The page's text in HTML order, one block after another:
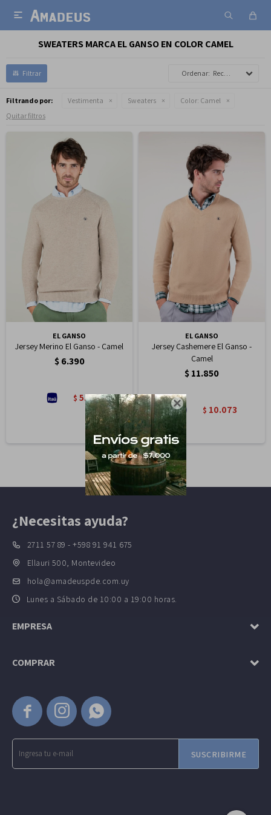


SWEATERS MARCA EL GANSO EN COLOR CAMEL
Recomendados
Filtrando por: Vestimenta Sweaters Color: Camel
Quitar filtros
EL GANSO
Jersey Merino El Ganso - Camel
$ 6.390
$ 5.432
EL GANSO
Jersey Cashemere El Ganso -
Camel
$11.850
$ 10.073
  
SUSCRIBIRME
¿Necesitas ayuda?
2711 57 89 - +598 91 941 675
Ellauri 500, Montevideo
hola@amadeuspde.com.uy
Lunes a Sábado de 10:00 a 19:00 horas.
EMPRESA
COMPRAR